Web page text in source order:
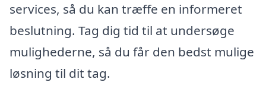
services, så du kan træffe en informeret
beslutning. Tag dig tid til at undersøge
mulighederne, så du får den bedst mulige
løsning til dit tag.